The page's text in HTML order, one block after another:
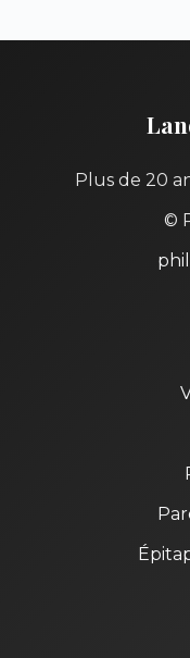
Plus de 20
©